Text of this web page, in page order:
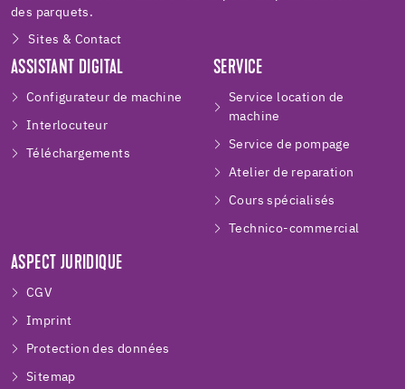
des parquets.
Sites & Contact
ASSISTANT DIGITAL
Configurateur de machine
Interlocuteur
Téléchargements
SERVICE
Service location de
machine
Service de pompage
Atelier de reparation
Cours spécialisés
Technico-commercial
ASPECT JURIDIQUE
CGV
Imprint
Protection des données
Sitemap